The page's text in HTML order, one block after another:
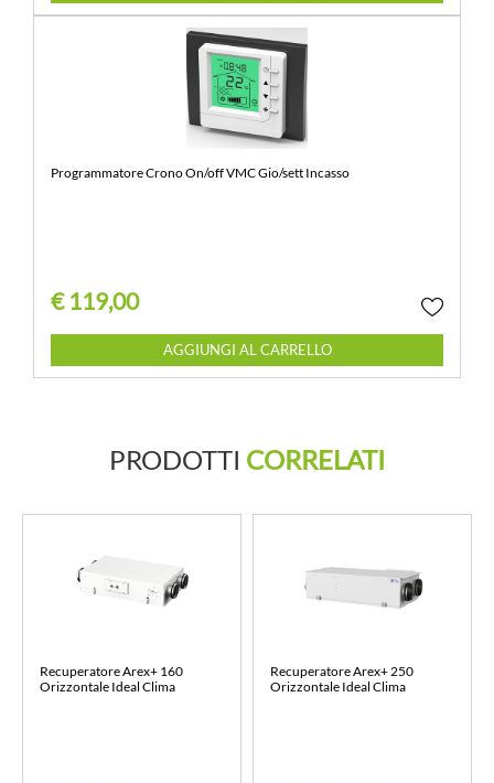
Programmatore Crono On/off VMC Gio/sett Incasso
€ 119,00
Quantità
AGGIUNGI AL CARRELLO
PRODOTTI CORRELATI
Recuperatore Arex+ 160
Orizzontale Ideal Clima
Recuperatore Arex+ 250
Orizzontale Ideal Clima